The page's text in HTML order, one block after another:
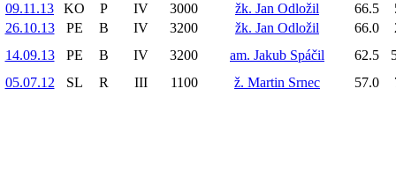
09.11.13
KO P IV 3000 žk. Jan Odložil 66.5
26.10.13
PE B IV 3200 žk. Jan Odložil 66.0
14.09.13
PE B IV 3200 am. Jakub Spáčil 62.5
05.07.12
SL R III 1100 ž. Martin Srnec 57.0